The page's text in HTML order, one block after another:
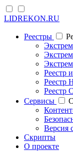
LIDREKON.RU
Реестры
Реестр
Реестр
Cервисы
Версия
Скрипты
О проекте